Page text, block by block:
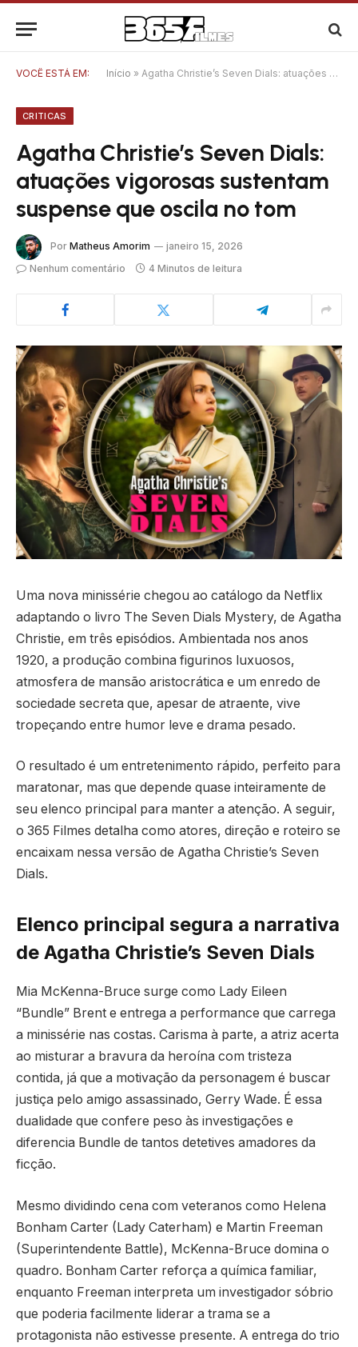
VOCÊ ESTÁ EM: Início » Agatha Christie’s Seven Dials: atuações vigorosas sustentam suspense que oscila no tom
CRITICAS
Agatha Christie’s Seven Dials:
atuações vigorosas sustentam
suspense que oscila no tom
Por Matheus Amorim
janeiro 15, 2026
Nenhum comentário
4 Minutos de leitura
Uma nova minissérie chegou ao catálogo da Netflix
adaptando o livro The Seven Dials Mystery, de Agatha
Christie, em três episódios. Ambientada nos anos
1920, a produção combina figurinos luxuosos,
atmosfera de mansão aristocrática e um enredo de
sociedade secreta que, apesar de atraente, vive
tropeçando entre humor leve e drama pesado.
O resultado é um entretenimento rápido, perfeito para
maratonar, mas que depende quase inteiramente de
seu elenco principal para manter a atenção. A seguir,
o 365 Filmes detalha como atores, direção e roteiro se
encaixam nessa versão de Agatha Christie’s Seven
Dials.
Elenco principal segura a narrativa
de Agatha Christie’s Seven Dials
Mia McKenna-Bruce surge como Lady Eileen
“Bundle” Brent e entrega a performance que carrega
a minissérie nas costas. Carisma à parte, a atriz acerta
ao misturar a bravura da heroína com tristeza
contida, já que a motivação da personagem é buscar
justiça pelo amigo assassinado, Gerry Wade. É essa
dualidade que confere peso às investigações e
diferencia Bundle de tantos detetives amadores da
ficção.
Mesmo dividindo cena com veteranos como Helena
Bonham Carter (Lady Caterham) e Martin Freeman
(Superintendente Battle), McKenna-Bruce domina o
quadro. Bonham Carter reforça a química familiar,
enquanto Freeman interpreta um investigador sóbrio
que poderia facilmente liderar a trama se a
protagonista não estivesse presente. A entrega do trio